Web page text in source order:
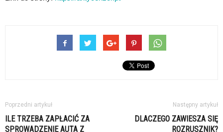
Poprzedni artykuł
ILE TRZEBA ZAPŁACIĆ ZA
SPROWADZENIE AUTA Z
Następny artykuł
DLACZEGO ZAWIESZA SIĘ
ROZRUSZNIK?